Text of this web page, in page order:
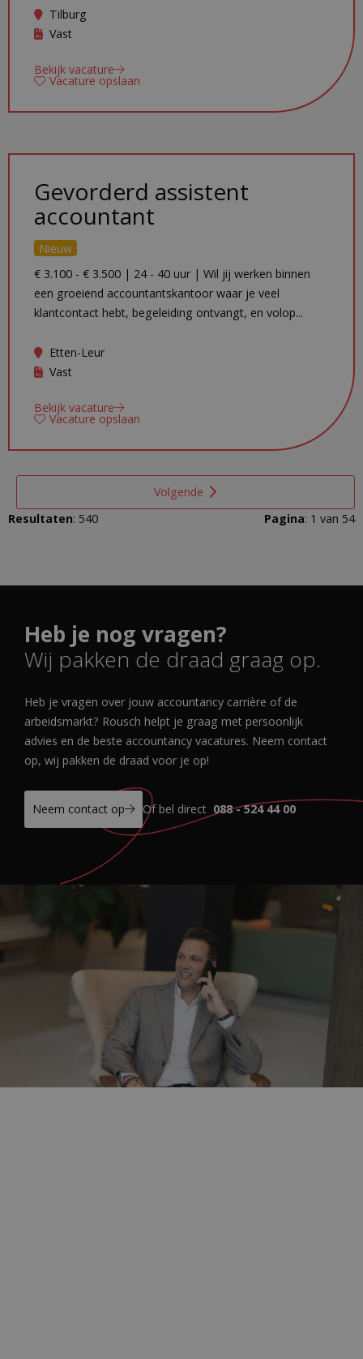
Tilburg
Vast
Bekijk vacature
Vacature opslaan
Gevorderd assistent
accountant
Nieuw
€ 3.100 - € 3.500 | 24 - 40 uur | Wil jij werken binnen
een groeiend accountantskantoor waar je veel
klantcontact hebt, begeleiding ontvangt, en volop...
Etten-Leur
Vast
Bekijk vacature
Vacature opslaan
Resultaten: 540 Pagina: 1 van 54
Volgende
Heb je nog vragen?
Wij pakken de draad graag op.
Heb je vragen over jouw accountancy carrière of de
arbeidsmarkt? Rousch helpt je graag met persoonlijk
advies en de beste accountancy vacatures. Neem contact
op, wij pakken de draad voor je op!
Neem contact op Of bel direct 088 - 524 44 00